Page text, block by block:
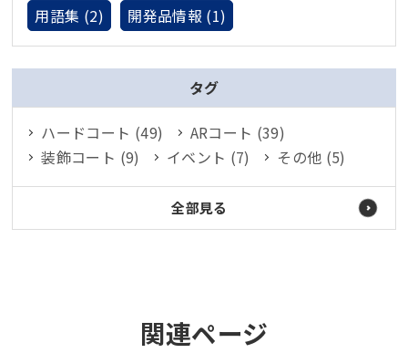
用語集 (2)
開発品情報 (1)
タグ
ハードコート (49)
ARコート (39)
装飾コート (9)
イベント (7) その他 (5)
全部見る
関連ページ